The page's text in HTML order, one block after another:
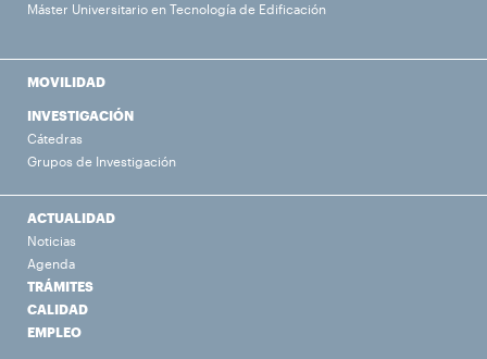
Máster Universitario en Tecnología de Edificación
MOVILIDAD
INVESTIGACIÓN
Cátedras
Grupos de Investigación
ACTUALIDAD
Noticias
Agenda
TRÁMITES
CALIDAD
EMPLEO